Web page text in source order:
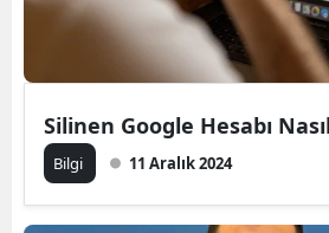
Silinen Google Hesabı
Bilgi 11 Aralık 2024